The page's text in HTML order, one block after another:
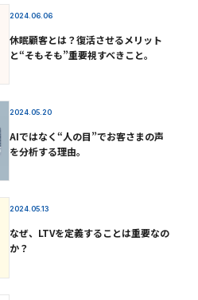
2024.06.06
休眠顧客とは？復活させるメリット
と“そもそも”重要視すべきこと。
2024.05.20
AIではなく“人の目”でお客さまの声
を分析する理由。
2024.05.13
なぜ、LTVを定義することは重要なの
か？